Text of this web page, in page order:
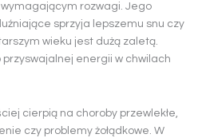
rozwagi. Jego
sprzyja lepszemu snu czy
wieku jest dużą zaletą.
energii w chwilach
cierpią na choroby przewlekłe,
czy problemy żołądkowe. W